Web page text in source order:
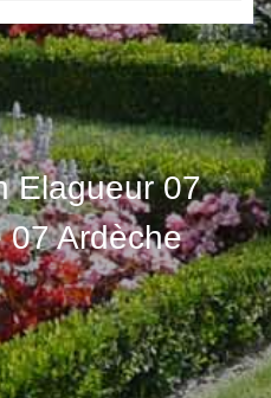
Elagueur 07
07 Ardèche